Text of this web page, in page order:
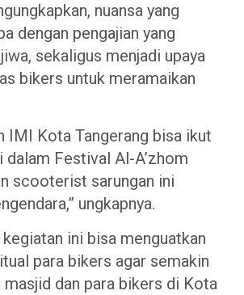
nuansa yang
dengan pengajian yang
sekaligus menjadi upaya
bikers untuk meramaikan
IMI Kota Tangerang bisa ikut
Festival Al-A’zhom
scooterist sarungan ini
ungkapnya.
kegiatan ini bisa menguatkan
para bikers agar semakin
masjid dan para bikers di Kota